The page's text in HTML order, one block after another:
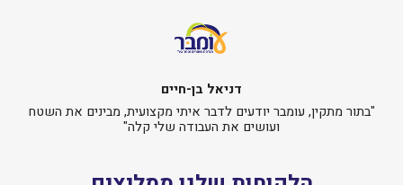
ערן וליאת ביטון
"כשצריך קירוי או לוחות, אנחנו רק עם עומבר"
הלקוחות שלנו ממליצים